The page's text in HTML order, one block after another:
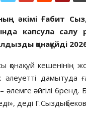
әкімі Ғабит
капсула
қонақүйді
қонақ үй
әлеуетті
әйгілі бренд.
деді